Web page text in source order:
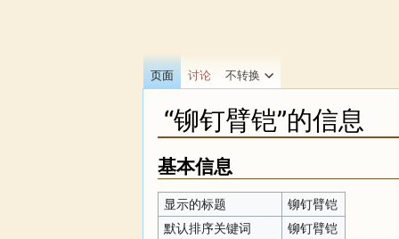
“铆钉臂铠”的信息
基本信息
显示的标题
铆钉臂铠
默认排序关键词
铆钉臂铠
页面 讨论 不转换